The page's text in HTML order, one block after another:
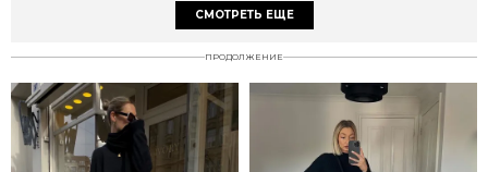
СМОТРЕТЬ ЕЩЕ
ПРОДОЛЖЕНИЕ